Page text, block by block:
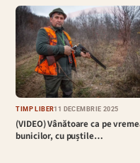
TIMP LIBER11 DECEMBRIE 2025
(VIDEO) Vânătoare ca pe
bunicilor, cu puștile…